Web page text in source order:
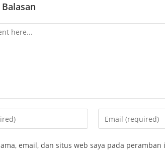
Enter
your
address
email, dan situs web saya pada